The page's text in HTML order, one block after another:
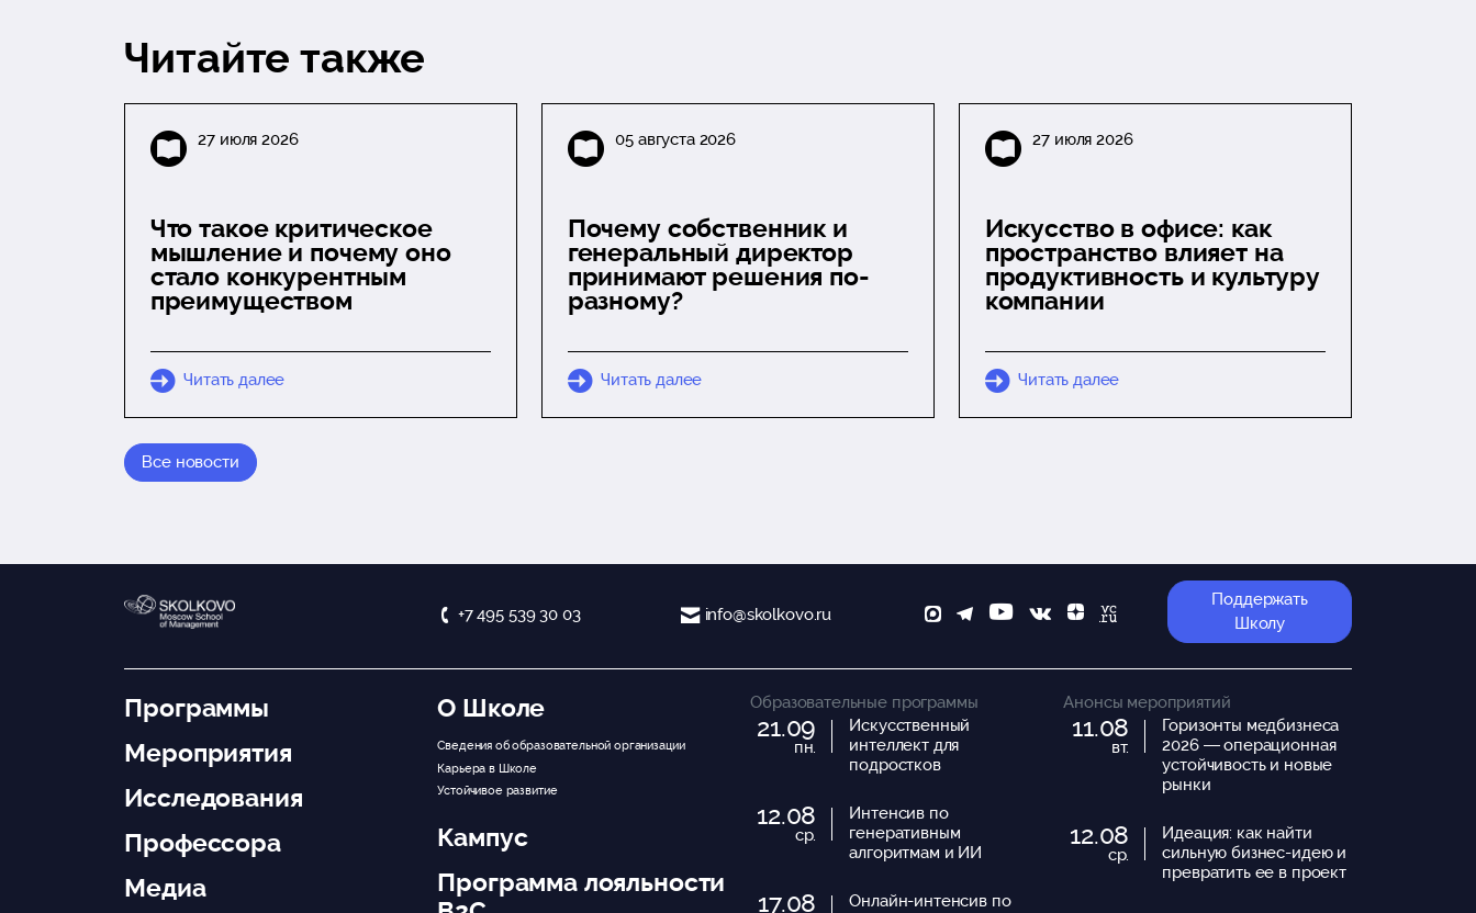
Читайте также
27 июля 2026
Что такое критическое
мышление и почему оно
стало конкурентным
преимуществом
Читать далее
05 августа 2026
Почему собственник и
генеральный директор
принимают решения по-
разному?
Читать далее
27 июля 2026
Искусство в офисе: как
пространство влияет на
продуктивность и культуру
компании
Читать далее
Все новости
+7 495 539 30 03 info@skolkovo.ru
Поддержать
Школу
Программы
Мероприятия
Исследования
Профессора
Медиа
О Школе
Сведения об образовательной организации
Карьера в Школе
Устойчивое развитие
Кампус
Программа лояльности
Образовательные программы
21.09
пн.
Искусственный
интеллект для
подростков
12.08
ср.
Интенсив по
генеративным
алгоритмам и ИИ
17.08
Онлайн-интенсив по
Анонсы мероприятий
11.08
вт.
Горизонты медбизнеса
2026 — операционная
устойчивость и новые
рынки
12.08
ср.
Идеация: как найти
сильную бизнес-идею и
превратить ее в проект